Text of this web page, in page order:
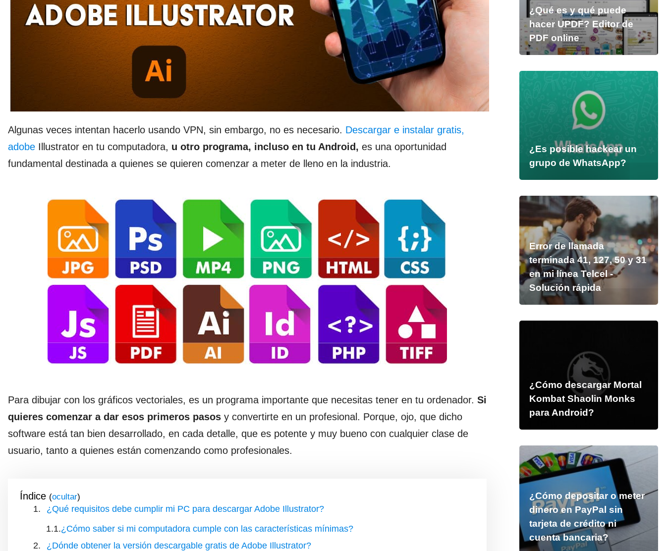
Algunas veces intentan hacerlo usando VPN, sin embargo, no es necesario. Descargar e instalar gratis,
adobe Illustrator en tu computadora, u otro programa, incluso en tu Android, es una oportunidad
fundamental destinada a quienes se quieren comenzar a meter de lleno en la industria.
Para dibujar con los gráficos vectoriales, es un programa importante que necesitas tener en tu ordenador. Si
quieres comenzar a dar esos primeros pasos y convertirte en un profesional. Porque, ojo, que dicho
software está tan bien desarrollado, en cada detalle, que es potente y muy bueno con cualquier clase de
usuario, tanto a quienes están comenzando como profesionales.
Índice ( )
¿Qué requisitos debe cumplir mi PC para descargar Adobe Illustrator?
¿Cómo saber si mi computadora cumple con las características mínimas?
¿Dónde obtener la versión descargable gratis de Adobe Illustrator?
¿Qué es y qué puede
hacer UPDF? Editor de
PDF online
¿Es posible hackear un
grupo de WhatsApp?
Error de llamada
terminada 41, 127, 50 y 31
en mi línea Telcel -
Solución rápida
¿Cómo descargar Mortal
Kombat Shaolin Monks
para Android?
¿Cómo depositar o meter
dinero en PayPal sin
tarjeta de crédito ni
cuenta bancaria?